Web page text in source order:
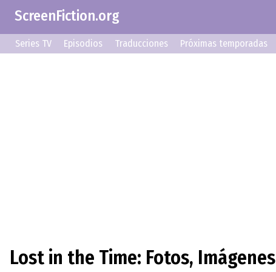
ScreenFiction.org
Series TV Episodios Traducciones Próximas temporadas
Lost in the Time: Fotos, Imágenes